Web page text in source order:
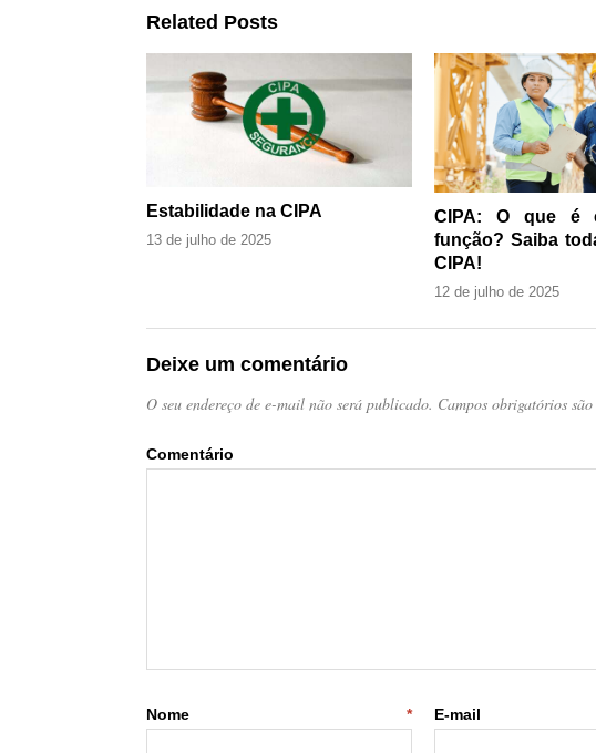
Related Posts
Estabilidade na CIPA
13 de julho de 2025
CIPA: O que é
função? Saiba
CIPA!
12 de julho de 2025
Deixe um comentário
O seu endereço de e-mail não será publicado. Campos obrigatórios
Nome * E-